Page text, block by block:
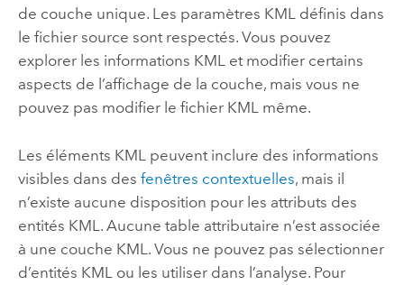
de couche unique. Les paramètres KML définis dans
le fichier source sont respectés. Vous pouvez
explorer les informations KML et modifier certains
aspects de l’affichage de la couche, mais vous ne
pouvez pas modifier le fichier KML même.
Les éléments KML peuvent inclure des informations
visibles dans des fenêtres contextuelles, mais il
n’existe aucune disposition pour les attributs des
entités KML. Aucune table attributaire n’est associée
à une couche KML. Vous ne pouvez pas sélectionner
d’entités KML ou les utiliser dans l’analyse. Pour